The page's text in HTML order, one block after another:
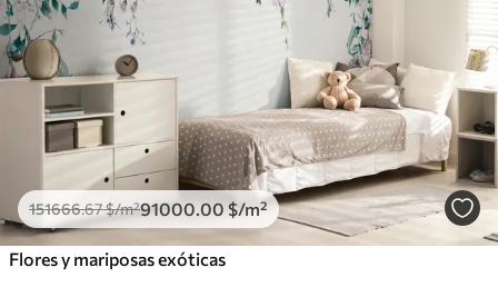
151666.67$/m²91000 .00 $/m²
Flores y mariposas exóticas